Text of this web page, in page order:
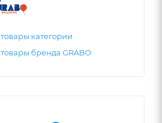
категории
бренда GRABO